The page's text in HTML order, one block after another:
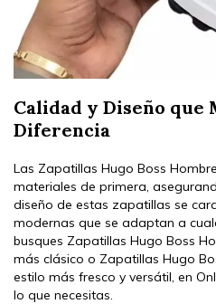
Calidad y Diseño que
Diferencia
Las Zapatillas Hugo Boss
materiales de primera,
diseño de estas zapatillas se
modernas que se adaptan a
busques Zapatillas Hugo Boss
más clásico o Zapatillas Hugo
estilo más fresco y versátil, en
lo que necesitas.